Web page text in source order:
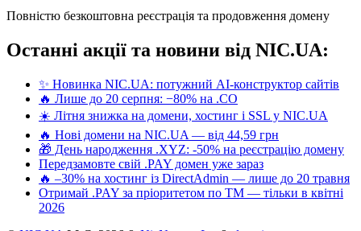
Повністю безкоштовна реєстрація та продовження домену
Останні акції та новини від NIC.UA:
✨ Новинка NIC.UA: потужний AI-конструктор сайтів
🔥 Лише до 20 серпня: −80% на .CO
☀️ Літня знижка на домени, хостинг і SSL у NIC.UA
🔥 Нові домени на NIC.UA — від 44,59 грн
🎁 День народження .XYZ: -50% на реєстрацію домену
Передзамовте свій .PAY домен уже зараз
🔥 –30% на хостинг із DirectAdmin — лише до 20 травня
Отримай .PAY за пріоритетом по ТМ — тільки в квітні
2026